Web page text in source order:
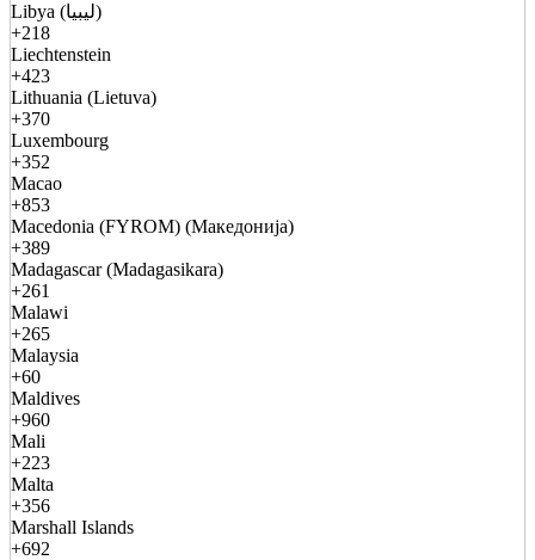
Libya (ليبيا)
+218
Liechtenstein
+423
Lithuania (Lietuva)
+370
Luxembourg
+352
Macao
+853
Macedonia (FYROM) (Македонија)
+389
Madagascar (Madagasikara)
+261
Malawi
+265
Malaysia
+60
Maldives
+960
Mali
+223
Malta
+356
Marshall Islands
+692